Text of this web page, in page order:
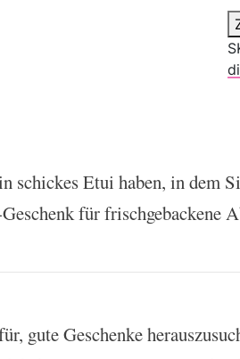
schickes Etui haben, in dem
für frischgebackene
gute Geschenke